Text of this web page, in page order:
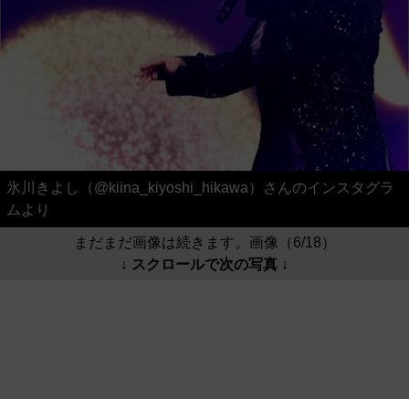
氷川きよし（@kiina_kiyoshi_hikawa）さんのインスタグラ
ムより
まだまだ画像は続きます。画像（6/18）
↓ スクロールで次の写真 ↓